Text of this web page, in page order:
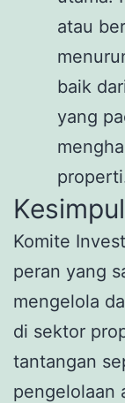
atau
baik
yang
Komite
peran yang
mengelola
di sektor
tantangan
pengelolaan